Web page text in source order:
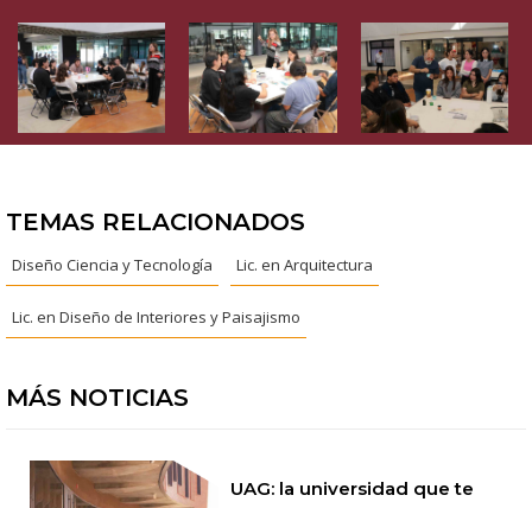
TEMAS RELACIONADOS
Diseño Ciencia y Tecnología Lic. en Arquitectura
Lic. en Diseño de Interiores y Paisajismo
MÁS NOTICIAS
UAG: la universidad que te